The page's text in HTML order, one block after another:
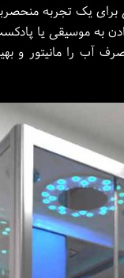
برای یک تجربه
به موسیقی یا
آب را مانیتور و